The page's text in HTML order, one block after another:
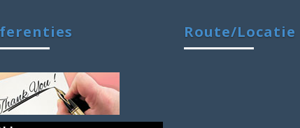
Route/Locatie